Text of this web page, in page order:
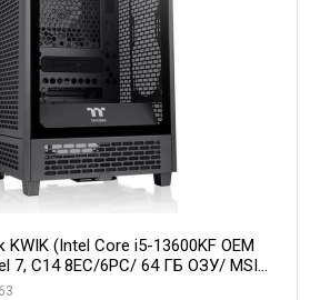
(Intel Core i5-13600KF OEM
7, C14 8EC/6PC/ 64 ГБ ОЗУ/ MSI
3X OC 16GB GDDR7 256bit 3xDP